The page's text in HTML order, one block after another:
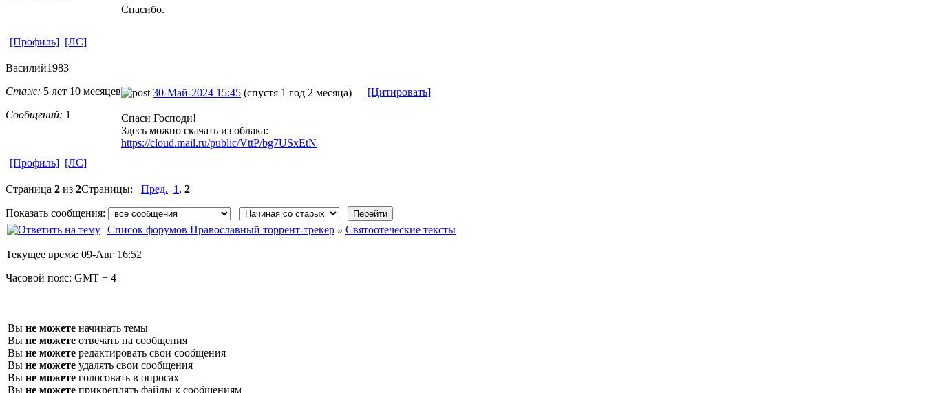
Спасибо.
[Профиль] [ЛС]
Василий1983
Стаж: 5 лет 10 месяцев
Сообщений: 1
30-Май-2024 15:45 (спустя 1 год 2 месяца) [Цитировать]
Спаси Господи!
Здесь можно скачать из облака:
https://cloud.mail.ru/public/VttP/bg7USxEtN
[Профиль] [ЛС]
Страница 2 из 2Страницы: Пред. 1 , 2
Показать сообщения:
Список форумов Православный торрент-трекер » Святоотеческие тексты
Текущее время: 09-Авг 16:52
Часовой пояс: GMT + 4
Вы не можете начинать темы
Вы не можете отвечать на сообщения
Вы не можете редактировать свои сообщения
Вы не можете удалять свои сообщения
Вы не можете голосовать в опросах
Вы не можете прикреплять файлы к сообщениям